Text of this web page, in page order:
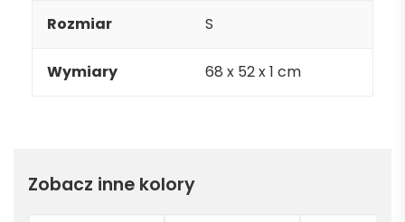
Rozmiar S
Wymiary 68 x 52 x 1 cm
Zobacz inne kolory